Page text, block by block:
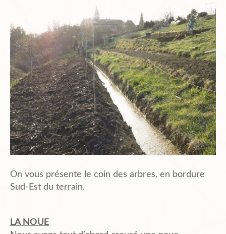
Planning
Chantiers en cours et à venir.
Chantiers Participatifs
Budget
Plans et Doc.
PIèces du Permis
On vous présente le coin des arbres, en bordure
Sud-Est du terrain.
LA NOUE